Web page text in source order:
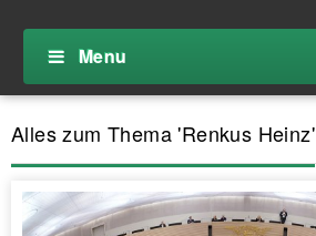
Menu
Alles zum Thema 'Renkus Heinz'